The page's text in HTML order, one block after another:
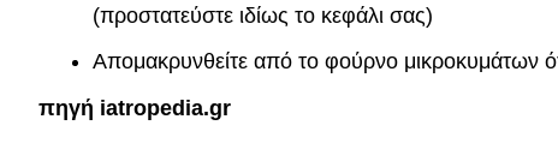
(προστατεύστε ιδίως το κεφάλι σας)
Απομακρυνθείτε από το φούρνο μικροκυμάτων
πηγή iatropedia.gr